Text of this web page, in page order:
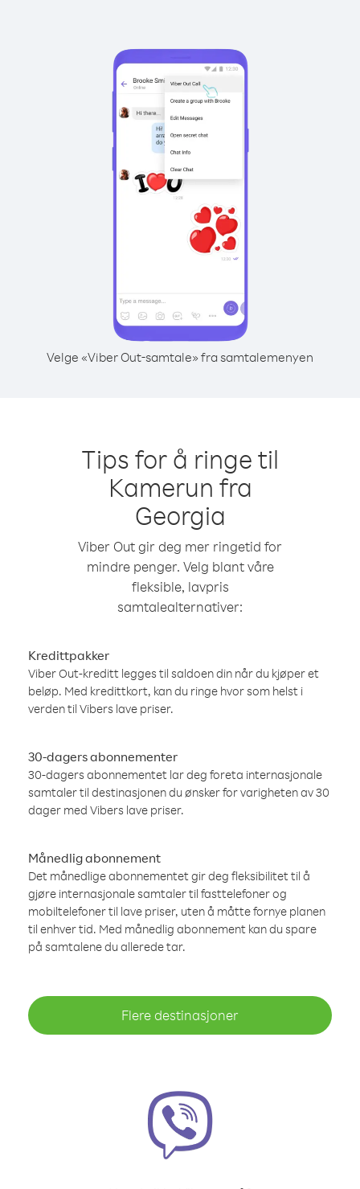
Velge «Viber Out-samtale» fra samtalemenyen
Tips for å ringe til
Kamerun fra
Georgia
Viber Out gir deg mer ringetid for
mindre penger. Velg blant våre
fleksible, lavpris
samtalealternativer:
Kredittpakker
Viber Out-kreditt legges til saldoen din når du kjøper et
beløp. Med kredittkort, kan du ringe hvor som helst i
verden til Vibers lave priser.
30-dagers abonnementer
30-dagers abonnementet lar deg foreta internasjonale
samtaler til destinasjonen du ønsker for varigheten av 30
dager med Vibers lave priser.
Månedlig abonnement
Det månedlige abonnementet gir deg fleksibilitet til å
gjøre internasjonale samtaler til fasttelefoner og
mobiltelefoner til lave priser, uten å måtte fornye planen
til enhver tid. Med månedlig abonnement kan du spare
på samtalene du allerede tar.
Flere destinasjoner